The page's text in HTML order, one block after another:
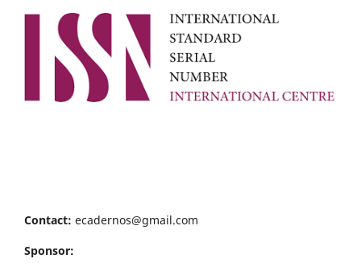
Contact: ecadernos@gmail.com
Sponsor: